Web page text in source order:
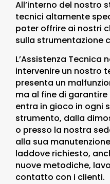
All’interno del nostro
tecnici altamente
poter offrire ai nostri
sulla strumentazione
L’Assistenza Tecnica
intervenire un nostro
presenta un
ma al fine di
entra in gioco in ogni
strumento, dalla
o presso la nostra
alla sua
laddove richiesto,
nuove metodiche,
contatto con i clienti.